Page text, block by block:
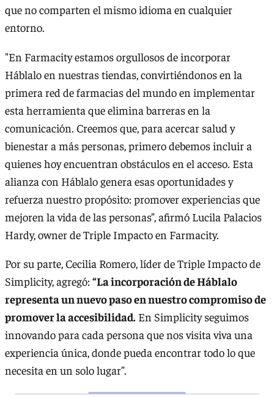
que no comparten el mismo idioma en cualquier
entorno.
"En Farmacity estamos orgullosos de incorporar
Háblalo en nuestras tiendas, convirtiéndonos en la
primera red de farmacias del mundo en implementar
esta herramienta que elimina barreras en la
comunicación. Creemos que, para acercar salud y
bienestar a más personas, primero debemos incluir a
quienes hoy encuentran obstáculos en el acceso. Esta
alianza con Háblalo genera esas oportunidades y
refuerza nuestro propósito: promover experiencias que
mejoren la vida de las personas”, afirmó Lucila Palacios
Hardy, owner de Triple Impacto en Farmacity.
Por su parte, Cecilia Romero, líder de Triple Impacto de
Simplicity, agregó:“La incorporación de Háblalo
representa un nuevo paso en nuestro compromiso de
promover la accesibilidad. En Simplicity seguimos
innovando para cada persona que nos visita viva una
experiencia única, donde pueda encontrar todo lo que
necesita en un solo lugar”.